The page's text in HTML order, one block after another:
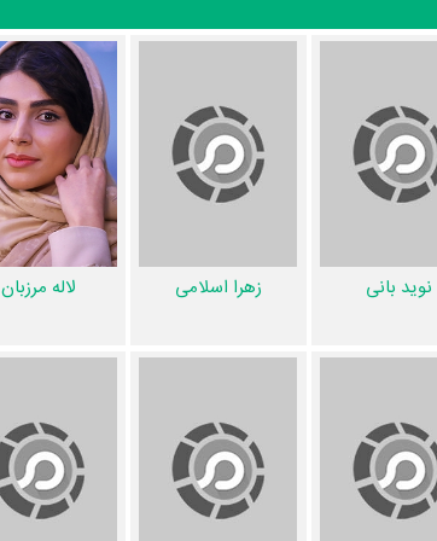
کیومرث پوراحمد،لاله مرزبانوتورج الونددر حرفه
محسوب می‌شود.
علی اکبر
محسن کیایی،نوید بانی،
را در این اثر تجربه کرده است. در میان
داده، به‌عبارت دیگر در این فیلم میان هر یک از 15 بازیگر با یکدیگر یک رابطه همکاری شکل گرفته که 104 همکاری برای اولین‌مرتبه در
مدیر فیلمبرداری آنمرتضی هدایی
بوده است. نظرتان
انجام داده است. اگر صدای نگهبان شب به‌گوشتان نشسته و یا
نوید بانی زهرا اسلامی لاله مرزبان